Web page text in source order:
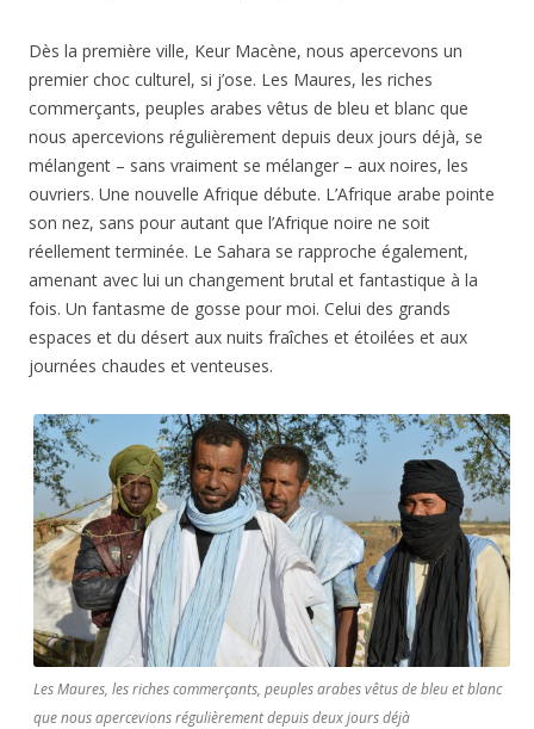
Dès la première ville, Keur Macène, nous apercevons un
premier choc culturel, si j’ose. Les Maures, les riches
commerçants, peuples arabes vêtus de bleu et blanc que
nous apercevions régulièrement depuis deux jours déjà, se
mélangent – sans vraiment se mélanger – aux noires, les
ouvriers. Une nouvelle Afrique débute. L’Afrique arabe pointe
son nez, sans pour autant que l’Afrique noire ne soit
réellement terminée. Le Sahara se rapproche également,
amenant avec lui un changement brutal et fantastique à la
fois. Un fantasme de gosse pour moi. Celui des grands
espaces et du désert aux nuits fraîches et étoilées et aux
journées chaudes et venteuses.
Les Maures, les riches commerçants, peuples arabes vêtus de bleu et blanc
que nous apercevions régulièrement depuis deux jours déjà